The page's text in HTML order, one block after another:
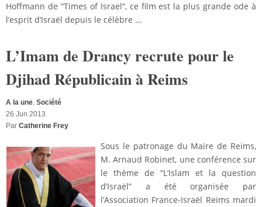
Hoffmann de “Times of Israel“, ce film est la plus grande ode à
l’esprit d’Israël depuis le célèbre ...
L’Imam de Drancy recrute pour le
Djihad Républicain à Reims
A la une, Société
26 Jun 2013
Par Catherine Frey
Sous le patronage du Maire de Reims,
M. Arnaud Robinet, une conférence sur
le thème de “L’Islam et la question
d’Israël” a été organisée par
l’Association France-Israël Reims mardi